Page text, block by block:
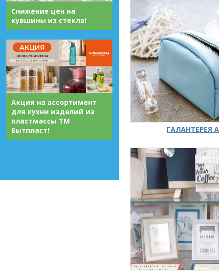
Снижение цен на
кувшины из стекла!
Акция на ассортимент
для кухни изделий из
пластмассы ТМ
Бытпласт!
ГАЛАНТЕРЕЯ